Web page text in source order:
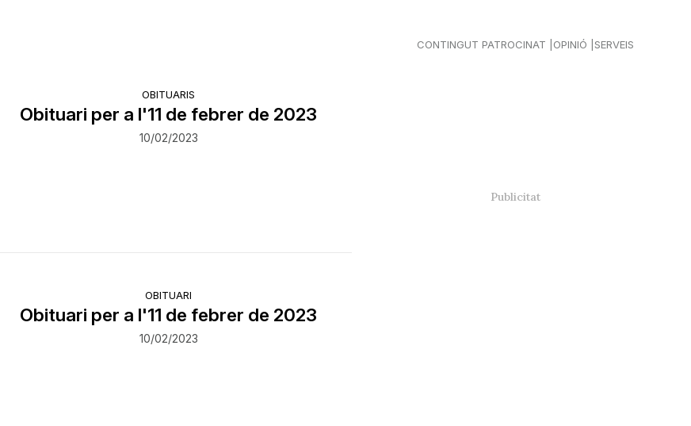
CONTINGUT PATROCINAT OPINIÓ SERVEIS
OBITUARIS
Obituari per a l'11 de febrer de 2023
10/02/2023
OBITUARI
Obituari per a l'11 de febrer de 2023
10/02/2023